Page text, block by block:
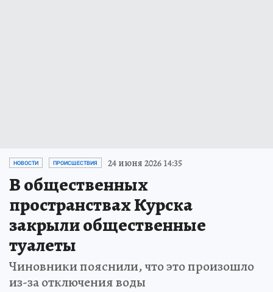
НОВОСТИ ПРОИСШЕСТВИЯ 24 июня 2026 14:35
В общественных
пространствах Курска
закрыли общественные
туалеты
Чиновники пояснили, что это произошло
из-за отключения воды